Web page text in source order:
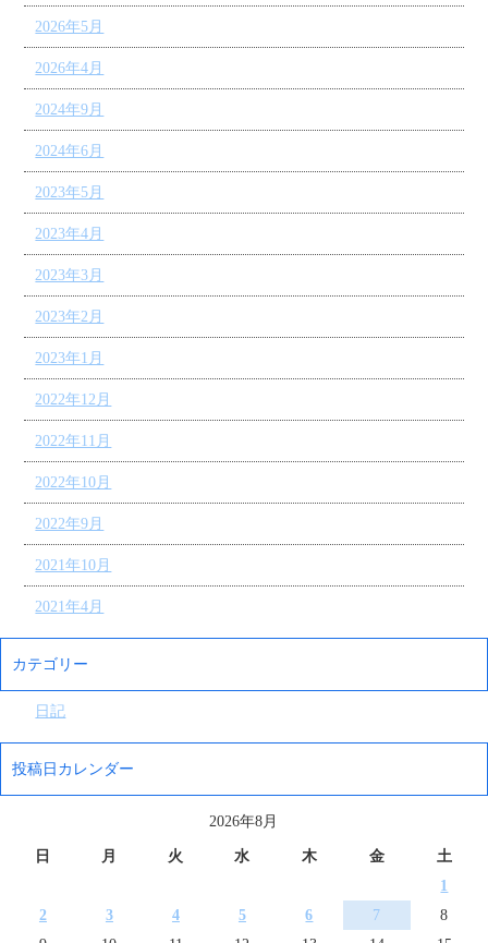
2026年5月
2026年4月
2024年9月
2024年6月
2023年5月
2023年4月
2023年3月
2023年2月
2023年1月
2022年12月
2022年11月
2022年10月
2022年9月
2021年10月
2021年4月
カテゴリー
日記
投稿日カレンダー
2026年8月
日 月 火 水 木 金
土
1
2
3 4 5 6 7
8